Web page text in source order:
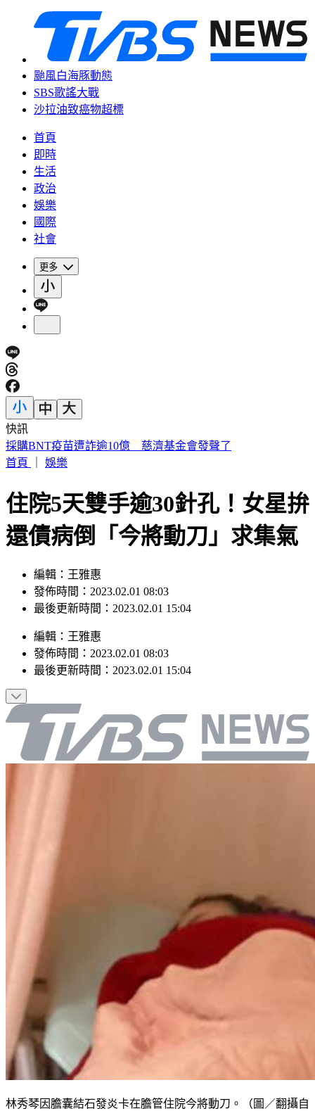
颱風白海豚動態
SBS歌謠大戰
沙拉油致癌物超標
首頁
即時
生活
政治
娛樂
國際
社會
更多
快訊
苦茶油陷食安風暴！苯駢芘狂驗出 「焙炒」溫度竟是關鍵
首頁
娛樂
住院5天雙手逾30針孔！女星拚
還債病倒「今將動刀」求集氣
編輯：王雅惠
發佈時間：2023.02.01 08:03
最後更新時間：2023.02.01 15:04
編輯 ： 王雅惠
發佈時間： 2023.02.01 08:03
最後更新時間： 2023.02.01 15:04
林秀琴因膽囊結石發炎卡在膽管住院今將動刀。（圖／翻攝自